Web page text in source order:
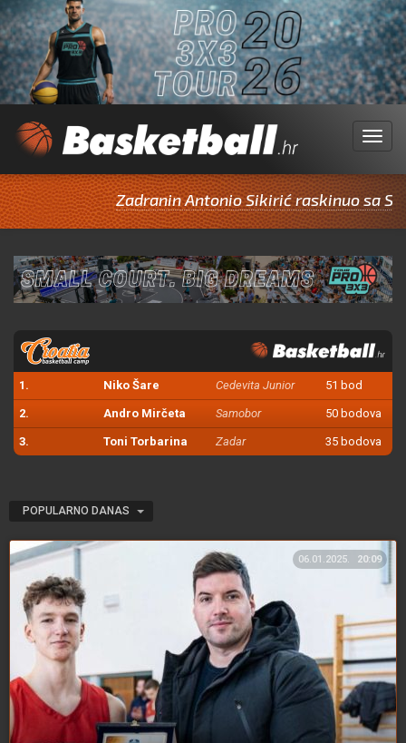
Menu
Zadranin Antonio Sikirić raskinuo sa
1. Niko Šare Cedevita Junior 51 bod
2. Andro Mirčeta Samobor 50 bodova
3. Toni Torbarina Zadar 35 bodova
POPULARNO DANAS
06.01.2025. 20:09